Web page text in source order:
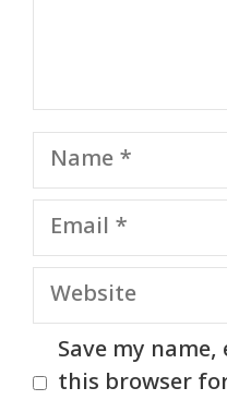
Name
Email
Website
Save my
this browser